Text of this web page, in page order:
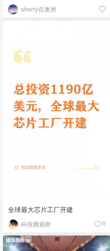
sherry在澳洲
全球最大芯片工厂开建
科技圈观察 6